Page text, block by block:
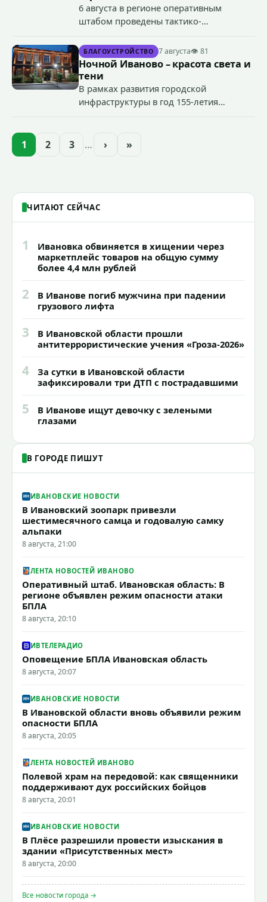
6 августа в регионе оперативным
штабом проведены тактико-
террористического акта на объекте
органов государственной власти.
«Гроза-2026».
БЛАГОУСТРОЙСТВО 7 августа👁 81
Ночной Иваново – красота света и
тени
В рамках развития городской
инфраструктуры в год 155-летия
проекта подсветки исторических
1 2 3 … › »
ЧИТАЮТ СЕЙЧАС
1
Ивановка обвиняется в хищении через
маркетплейс товаров на общую сумму
более 4,4 млн рублей
2
В Иванове погиб мужчина при падении
грузового лифта
3
В Ивановской области прошли
антитеррористические учения «Гроза-2026»
4
За сутки в Ивановской области
зафиксировали три ДТП с пострадавшими
5
В Иванове ищут девочку с зелеными
глазами
В ГОРОДЕ ПИШУТ
ИВАНОВСКИЕ НОВОСТИ
В Ивановский зоопарк привезли
шестимесячного самца и годовалую самку
альпаки
8 августа, 21:00
ЛЕНТА НОВОСТЕЙ ИВАНОВО
Оперативный штаб. Ивановская область: В
регионе объявлен режим опасности атаки
БПЛА
8 августа, 20:10
ИВТЕЛЕРАДИО
Оповещение БПЛА Ивановская область
8 августа, 20:07
ИВАНОВСКИЕ НОВОСТИ
В Ивановской области вновь объявили режим
опасности БПЛА
8 августа, 20:05
ЛЕНТА НОВОСТЕЙ ИВАНОВО
Полевой храм на передовой: как священники
поддерживают дух российских бойцов
8 августа, 20:01
ИВАНОВСКИЕ НОВОСТИ
В Плёсе разрешили провести изыскания в
здании «Присутственных мест»
8 августа, 20:00
Все новости города →